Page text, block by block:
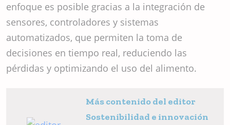
enfoque es posible gracias a la integración de
sensores, controladores y sistemas
automatizados, que permiten la toma de
decisiones en tiempo real, reduciendo las
pérdidas y optimizando el uso del alimento.
Más contenido del editor
Sostenibilidad e innovación